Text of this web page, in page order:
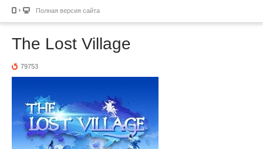
Полная версия сайта
The Lost Village
79753